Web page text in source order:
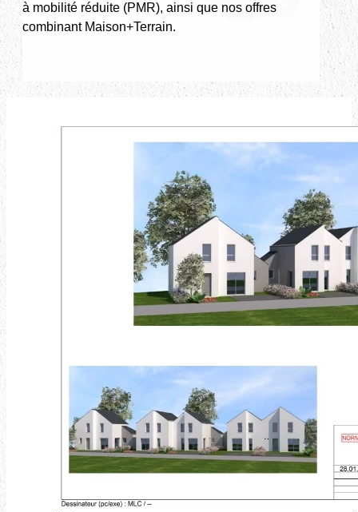
à mobilité réduite (PMR), ainsi que nos offres
combinant Maison+Terrain.